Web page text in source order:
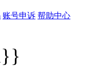
账号申诉 帮助中心